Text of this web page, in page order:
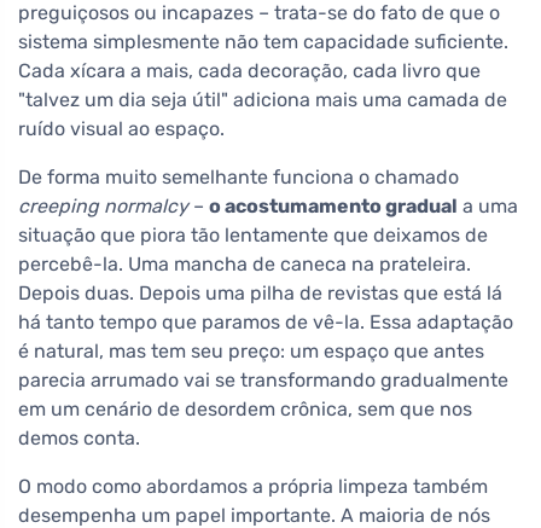
preguiçosos ou incapazes – trata-se do fato de que o
sistema simplesmente não tem capacidade suficiente.
Cada xícara a mais, cada decoração, cada livro que
"talvez um dia seja útil" adiciona mais uma camada de
ruído visual ao espaço.
De forma muito semelhante funciona o chamado
creeping normalcy– o acostumamento gradual a uma
situação que piora tão lentamente que deixamos de
percebê-la. Uma mancha de caneca na prateleira.
Depois duas. Depois uma pilha de revistas que está lá
há tanto tempo que paramos de vê-la. Essa adaptação
é natural, mas tem seu preço: um espaço que antes
parecia arrumado vai se transformando gradualmente
em um cenário de desordem crônica, sem que nos
demos conta.
O modo como abordamos a própria limpeza também
desempenha um papel importante. A maioria de nós